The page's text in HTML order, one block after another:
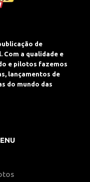
de
a qualidade e
e pilotos fazemos
lançamentos de
do mundo das